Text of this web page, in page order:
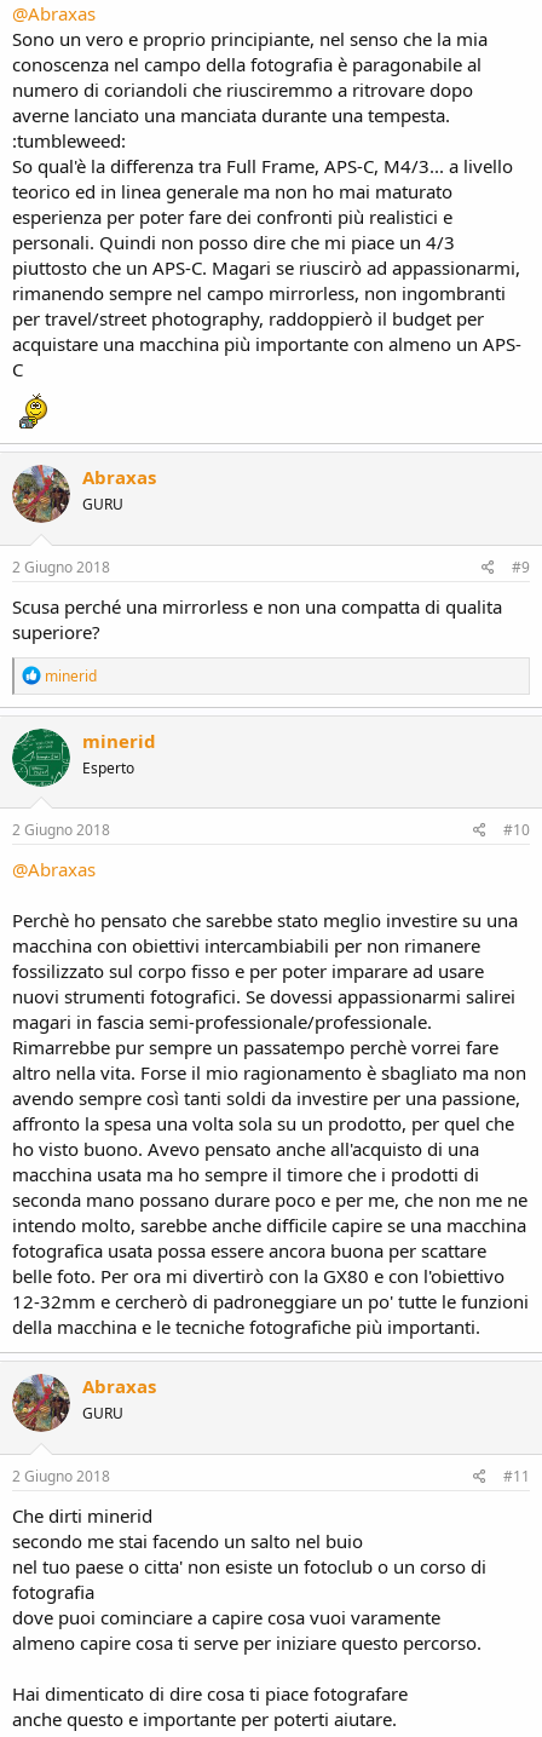
@Abraxas
Sono un vero e proprio principiante, nel senso che la mia
conoscenza nel campo della fotografia è paragonabile al
numero di coriandoli che riusciremmo a ritrovare dopo
averne lanciato una manciata durante una tempesta.
:tumbleweed:
So qual'è la differenza tra Full Frame, APS-C, M4/3... a livello
teorico ed in linea generale ma non ho mai maturato
esperienza per poter fare dei confronti più realistici e
personali. Quindi non posso dire che mi piace un 4/3
piuttosto che un APS-C. Magari se riuscirò ad appassionarmi,
rimanendo sempre nel campo mirrorless, non ingombranti
per travel/street photography, raddoppierò il budget per
acquistare una macchina più importante con almeno un APS-
C
Abraxas
GURU
2 Giugno 2018 #9
Scusa perché una mirrorless e non una compatta di qualita
superiore?
R
e
a
c
t
i
o
n
s
minerid
minerid
Esperto
2 Giugno 2018 #10
@Abraxas
Perchè ho pensato che sarebbe stato meglio investire su una
macchina con obiettivi intercambiabili per non rimanere
fossilizzato sul corpo fisso e per poter imparare ad usare
nuovi strumenti fotografici. Se dovessi appassionarmi salirei
magari in fascia semi-professionale/professionale.
Rimarrebbe pur sempre un passatempo perchè vorrei fare
altro nella vita. Forse il mio ragionamento è sbagliato ma non
avendo sempre così tanti soldi da investire per una passione,
affronto la spesa una volta sola su un prodotto, per quel che
ho visto buono. Avevo pensato anche all'acquisto di una
macchina usata ma ho sempre il timore che i prodotti di
seconda mano possano durare poco e per me, che non me ne
intendo molto, sarebbe anche difficile capire se una macchina
fotografica usata possa essere ancora buona per scattare
belle foto. Per ora mi divertirò con la GX80 e con l'obiettivo
12-32mm e cercherò di padroneggiare un po' tutte le funzioni
della macchina e le tecniche fotografiche più importanti.
Abraxas
GURU
2 Giugno 2018 #11
Che dirti minerid
secondo me stai facendo un salto nel buio
nel tuo paese o citta' non esiste un fotoclub o un corso di
fotografia
dove puoi cominciare a capire cosa vuoi varamente
almeno capire cosa ti serve per iniziare questo percorso.
Hai dimenticato di dire cosa ti piace fotografare
anche questo e importante per poterti aiutare.